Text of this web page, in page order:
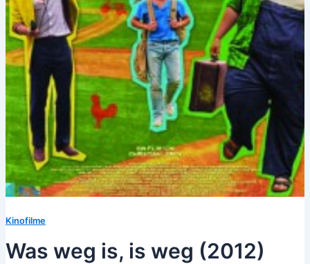
Kinofilme
Was weg is, is weg (2012)